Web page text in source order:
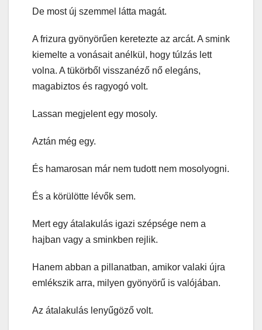
De most új szemmel látta magát.
A frizura gyönyörűen keretezte az arcát. A smink
kiemelte a vonásait anélkül, hogy túlzás lett
volna. A tükörből visszanéző nő elegáns,
magabiztos és ragyogó volt.
Lassan megjelent egy mosoly.
Aztán még egy.
És hamarosan már nem tudott nem mosolyogni.
És a körülötte lévők sem.
Mert egy átalakulás igazi szépsége nem a
hajban vagy a sminkben rejlik.
Hanem abban a pillanatban, amikor valaki újra
emlékszik arra, milyen gyönyörű is valójában.
Az átalakulás lenyűgöző volt.